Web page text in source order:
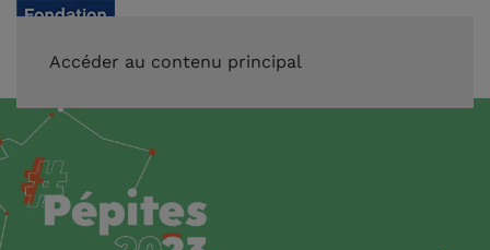
Accéder au contenu principal